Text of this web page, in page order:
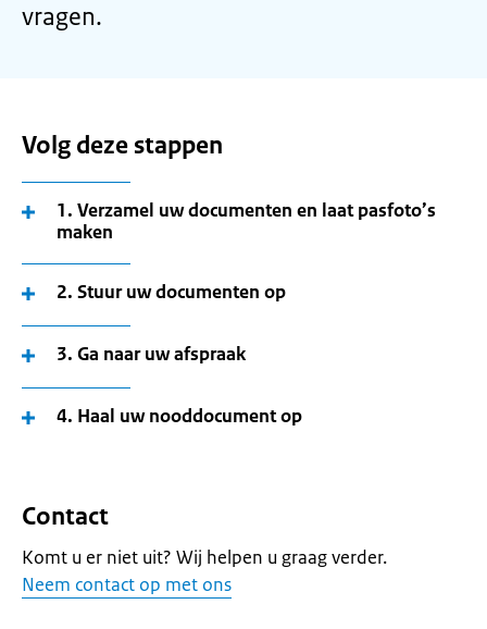
vragen.
Volg deze stappen
1. Verzamel uw documenten en laat pasfoto’s
maken
2. Stuur uw documenten op
3. Ga naar uw afspraak
4. Haal uw nooddocument op
Contact
Komt u er niet uit? Wij helpen u graag verder.
Neem contact op met ons